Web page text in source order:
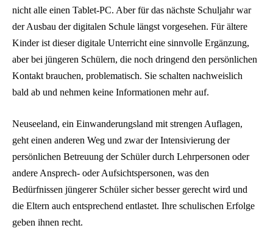
nicht alle einen Tablet-PC. Aber für das nächste Schuljahr war
der Ausbau der digitalen Schule längst vorgesehen. Für ältere
Kinder ist dieser digitale Unterricht eine sinnvolle Ergänzung,
aber bei jüngeren Schülern, die noch dringend den persönlichen
Kontakt brauchen, problematisch. Sie schalten nachweislich
bald ab und nehmen keine Informationen mehr auf.
Neuseeland, ein Einwanderungsland mit strengen Auflagen,
geht einen anderen Weg und zwar der Intensivierung der
persönlichen Betreuung der Schüler durch Lehrpersonen oder
andere Ansprech- oder Aufsichtspersonen, was den
Bedürfnissen jüngerer Schüler sicher besser gerecht wird und
die Eltern auch entsprechend entlastet. Ihre schulischen Erfolge
geben ihnen recht.